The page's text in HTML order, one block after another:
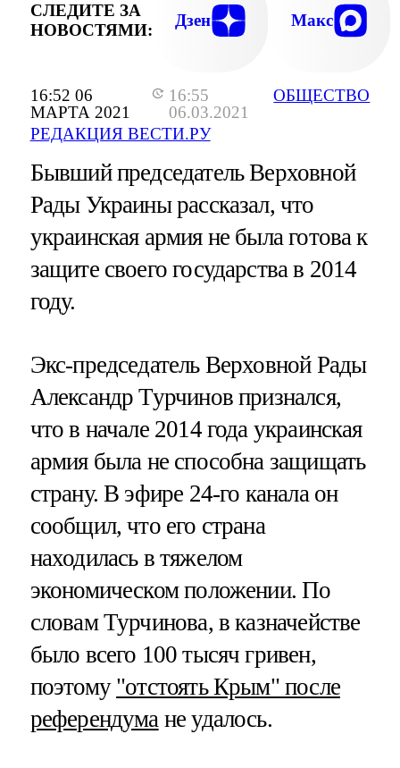
16:52 06
МАРТА 2021
16:55
06.03.2021
РЕДАКЦИЯ ВЕСТИ.РУ
ОБЩЕСТВО
СЛЕДИТЕ ЗА
НОВОСТЯМИ:
Дзен Макс
Бывший председатель Верховной
Рады Украины рассказал, что
украинская армия не была готова к
защите своего государства в 2014
году.
Экс-председатель Верховной Рады
Александр Турчинов признался,
что в начале 2014 года украинская
армия была не способна защищать
страну. В эфире 24-го канала он
сообщил, что его страна
находилась в тяжелом
экономическом положении. По
словам Турчинова, в казначействе
было всего 100 тысяч гривен,
поэтому "отстоять Крым" после
референдума не удалось.